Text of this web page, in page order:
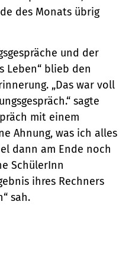
des Monats übrig
und der
Leben“ blieb den
„Das war voll
sagte
mit einem
Ahnung, was ich alles
dann am Ende noch
SchülerInn
ihres Rechners
sah.